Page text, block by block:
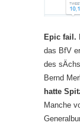
Epic fail.
das BfV
des
Bernd
hatte
Manche